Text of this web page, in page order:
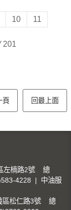
10 11
201
頁 回最上面
左楠路2號 總
4228 | 中油服
區松仁路3號 總